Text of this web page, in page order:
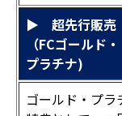
▶ 超先行販売
（FCゴールド・
プラチナ)
ゴールド・プ